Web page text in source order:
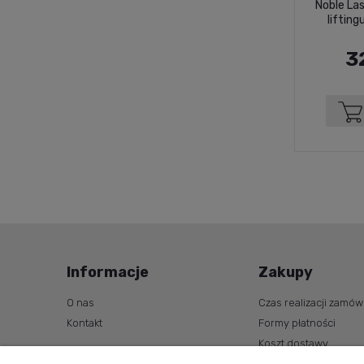
Noble
Informacje
O nas
Kontakt
Zakupy
Czas realizacji
Formy płatności
Koszt dostawy